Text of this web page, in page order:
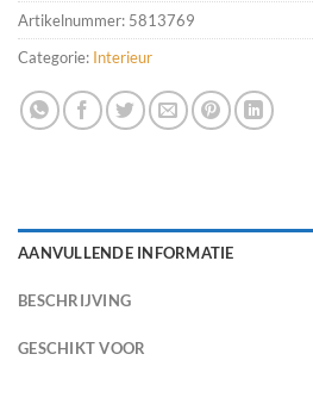
Artikelnummer: 5813769
Categorie: Interieur
AANVULLENDE INFORMATIE
BESCHRIJVING
GESCHIKT VOOR